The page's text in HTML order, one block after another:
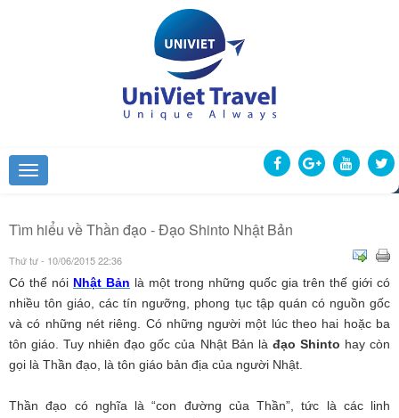
Tìm hiểu về Thần đạo - Đạo Shinto Nhật Bản
Thứ tư - 10/06/2015 22:36
Có thể nói Nhật Bản là một trong những quốc gia trên thế giới có
nhiều tôn giáo, các tín ngưỡng, phong tục tập quán có nguồn gốc
và có những nét riêng. Có những người một lúc theo hai hoặc ba
tôn giáo. Tuy nhiên đạo gốc của Nhật Bản là đạo Shinto hay còn
gọi là Thần đạo, là tôn giáo bản địa của người Nhật.
Thần đạo có nghĩa là “con đường của Thần”, tức là các linh